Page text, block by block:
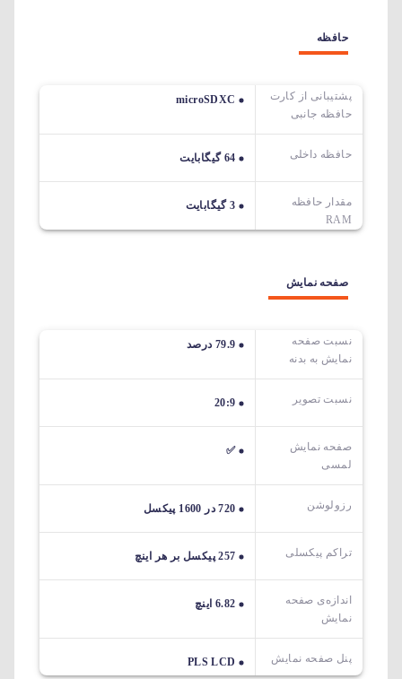
حافظه
پشتیبانی از کارت
حافظه جانبی
microSDXC
حافظه داخلی 64 گیگابایت
مقدار حافظه
RAM
3 گیگابایت
صفحه نمایش
نسبت صفحه
نمایش به بدنه
79.9 درصد
نسبت تصویر 20:9
صفحه نمایش
لمسی
✅
رزولوشن 720 در 1600 پیکسل
تراکم پیکسلی 257 پیکسل بر هر اینچ
اندازه‌ی صفحه‌
نمایش
6.82 اینچ
پنل صفحه نمایش PLS LCD